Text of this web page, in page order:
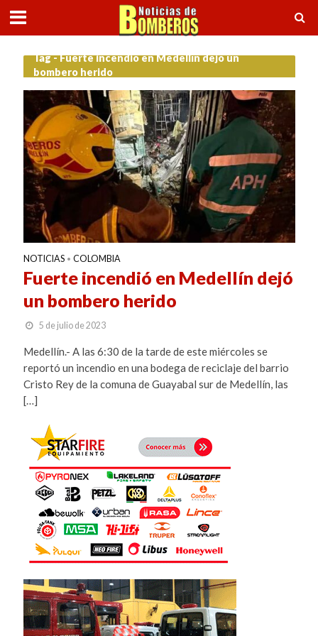
Tag - Fuerte incendió en Medellín dejó un
bombero herido
NOTICIAS • COLOMBIA
Fuerte incendió en Medellín dejó
un bombero herido
5 de julio de 2023
Medellín.- A las 6:30 de la tarde de este miércoles se
reportó un incendio en una bodega de reciclaje del barrio
Cristo Rey de la comuna de Guayabal sur de Medellín, las
[…]